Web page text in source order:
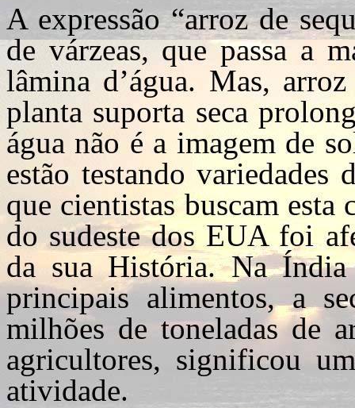
A expressão “arroz de
de várzeas, que passa a
lâmina d’água. Mas,
planta suporta seca
água não é a imagem de
estão testando
que cientistas buscam
do sudeste dos EUA foi
da sua História. Na
principais alimentos, a
milhões de toneladas de
agricultores, significou
atividade.